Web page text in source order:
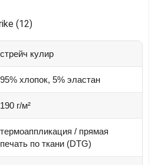
(12)
стрейч кулир
95% хлопок, 5% эластан
190 г/м²
термоаппликация / прямая
печать по ткани (DTG)